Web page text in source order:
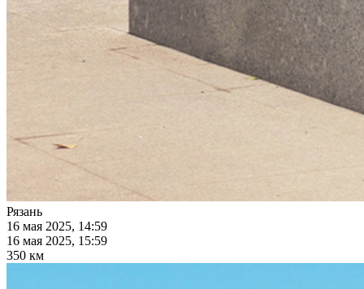
Рязань
16 мая 2025, 14:59
16 мая 2025, 15:59
350 км